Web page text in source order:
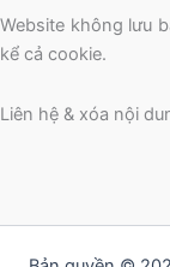
Website không lưu
kể cả cookie.
Liên hệ & xóa nội